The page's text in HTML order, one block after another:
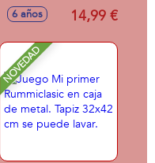
6 años 14,99 €
NOVEDAD